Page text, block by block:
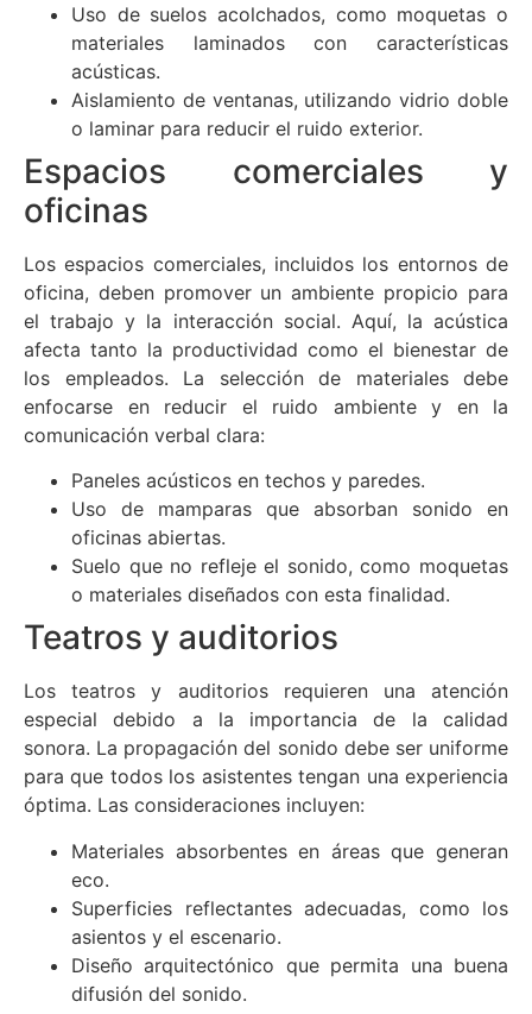
Uso de suelos acolchados, como moquetas o
materiales laminados con características
acústicas.
Aislamiento de ventanas, utilizando vidrio doble
o laminar para reducir el ruido exterior.
Espacios comerciales y
oficinas
Los espacios comerciales, incluidos los entornos de
oficina, deben promover un ambiente propicio para
el trabajo y la interacción social. Aquí, la acústica
afecta tanto la productividad como el bienestar de
los empleados. La selección de materiales debe
enfocarse en reducir el ruido ambiente y en la
comunicación verbal clara:
Paneles acústicos en techos y paredes.
Uso de mamparas que absorban sonido en
oficinas abiertas.
Suelo que no refleje el sonido, como moquetas
o materiales diseñados con esta finalidad.
Teatros y auditorios
Los teatros y auditorios requieren una atención
especial debido a la importancia de la calidad
sonora. La propagación del sonido debe ser uniforme
para que todos los asistentes tengan una experiencia
óptima. Las consideraciones incluyen:
Materiales absorbentes en áreas que generan
eco.
Superficies reflectantes adecuadas, como los
asientos y el escenario.
Diseño arquitectónico que permita una buena
difusión del sonido.